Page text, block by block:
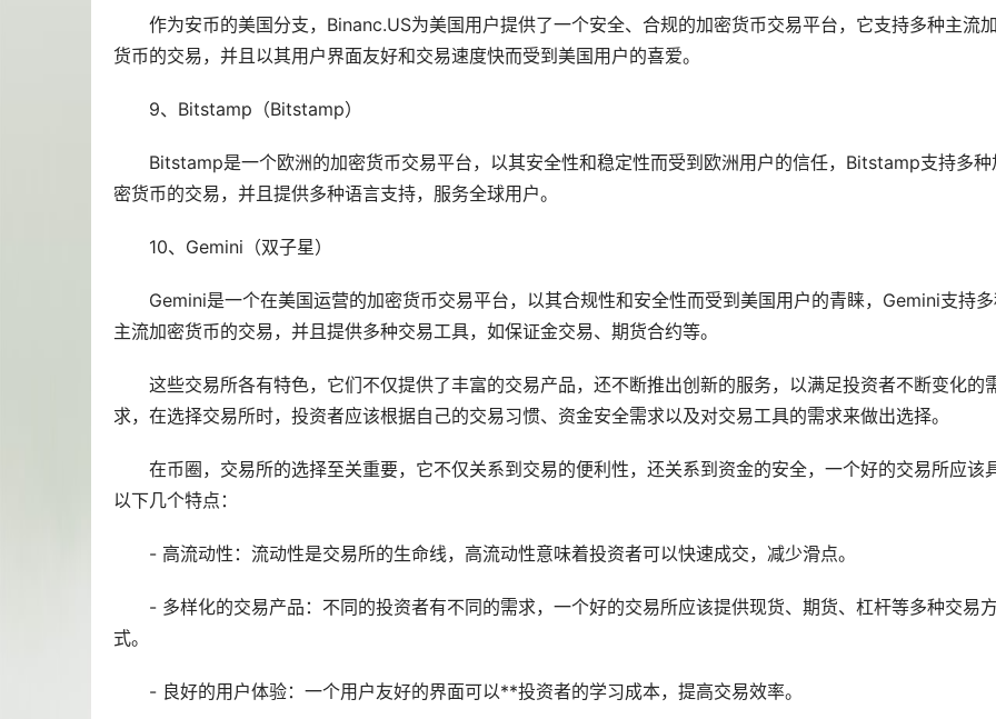
作为安币的美国分支，Binanc.US为美国用户提供了一个安全、合规的加密货币交易平台，它支持多种主流
货币的交易，并且以其用户界面友好和交易速度快而受到美国用户的喜爱。
9、Bitstamp（Bitstamp）
Bitstamp是一个欧洲的加密货币交易平台，以其安全性和稳定性而受到欧洲用户的信任，Bitstamp支持多种
密货币的交易，并且提供多种语言支持，服务全球用户。
10、Gemini（双子星）
Gemini是一个在美国运营的加密货币交易平台，以其合规性和安全性而受到美国用户的青睐，Gemini支持
主流加密货币的交易，并且提供多种交易工具，如保证金交易、期货合约等。
这些交易所各有特色，它们不仅提供了丰富的交易产品，还不断推出创新的服务，以满足投资者不断变化的
求，在选择交易所时，投资者应该根据自己的交易习惯、资金安全需求以及对交易工具的需求来做出选择。
在币圈，交易所的选择至关重要，它不仅关系到交易的便利性，还关系到资金的安全，一个好的交易所应该
以下几个特点：
- 高流动性：流动性是交易所的生命线，高流动性意味着投资者可以快速成交，减少滑点。
- 多样化的交易产品：不同的投资者有不同的需求，一个好的交易所应该提供现货、期货、杠杆等多种交易
式。
- 良好的用户体验：一个用户友好的界面可以**投资者的学习成本，提高交易效率。